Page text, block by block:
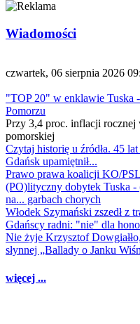
Wiadomości
czwartek, 06 sierpnia 2026
"TOP 20" w enklawie Tuska
Pomorzu
Przy 3,4 proc. inflacji
pomorskiej
Czytaj historię u źródła. 45
Gdańsk upamiętnił...
Prawo prawa koalicji KO/
(PO)lityczny dobytek Tuska
na... garbach chorych
Włodek Szymański zszedł z
Gdańscy radni: "nie" dla
Nie żyje Krzysztof
słynnej „Ballady o Janku
więcej ...